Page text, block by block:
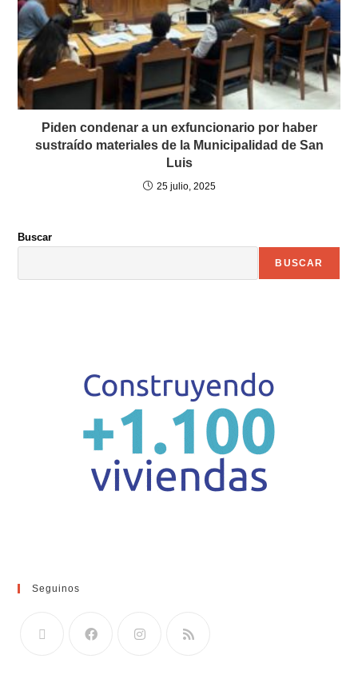
Piden condenar a un exfuncionario por haber
sustraído materiales de la Municipalidad de San
Luis
25 julio, 2025
Buscar
BUSCAR
Seguinos